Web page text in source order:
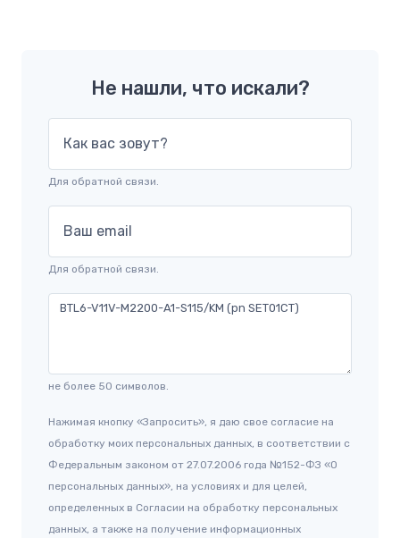
Не нашли, что искали?
Как вас зовут?
Для обратной связи.
Ваш email
Для обратной связи.
не более 50 символов.
Нажимая кнопку «Запросить», я даю свое согласие на
обработку моих персональных данных, в соответствии с
Федеральным законом от 27.07.2006 года №152-ФЗ «О
персональных данных», на условиях и для целей,
определенных в Согласии на обработку персональных
данных, а также на получение информационных